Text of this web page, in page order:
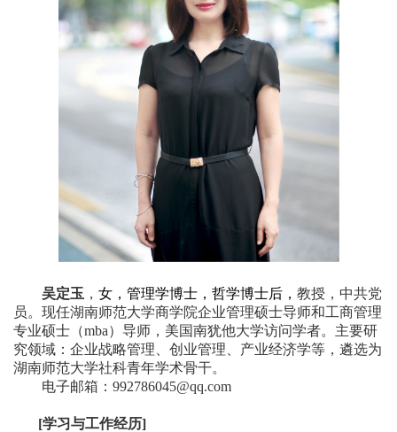
吴定玉 ， 女，管理学博士，哲学博士后， 教授，中共党
员。现任湖南师范大学商学院企业管理硕士导师和工商管理
专业硕士 （mba）导师，美国南犹他大学访问学者。主要研
究领域：企业战略管理、创业管理、产业经济学等，遴选为
湖南师范大学社科青年学术骨干。
电子邮箱 ： 992786045@qq.com
[学习与工作经历]